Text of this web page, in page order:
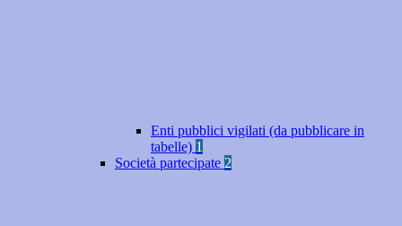
Enti pubblici vigilati (da pubblicare in
tabelle) 1
Società partecipate 2